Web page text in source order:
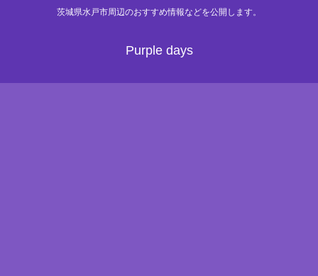
茨城県水戸市周辺のおすすめ情報などを公開します。
Purple days